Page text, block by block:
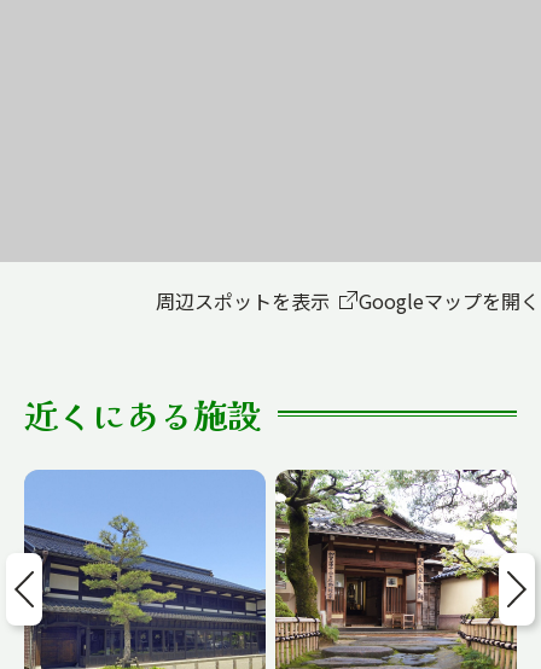
周辺スポットを表示 Googleマップを開く
近くにある施設
Next